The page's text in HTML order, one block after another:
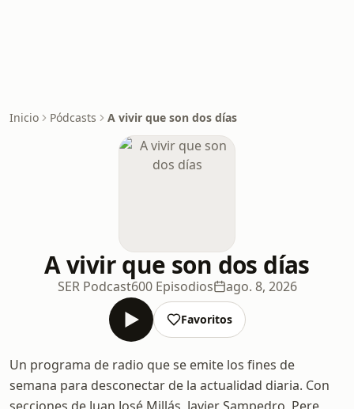
Inicio Pódcasts A vivir que son dos días
A vivir que son dos días
SER Podcast600 Episodios ago. 8, 2026
Favoritos
Un programa de radio que se emite los fines de
semana para desconectar de la actualidad diaria. Con